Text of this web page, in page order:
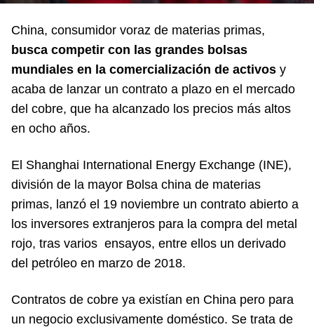
China, consumidor voraz de materias primas,
busca competir con las grandes bolsas
mundiales en la comercialización de activos y
acaba de lanzar un contrato a plazo en el mercado
del cobre, que ha alcanzado los precios más altos
en ocho años.
El Shanghai International Energy Exchange (INE),
división de la mayor Bolsa china de materias
primas, lanzó el 19 noviembre un contrato abierto a
los inversores extranjeros para la compra del metal
rojo, tras varios ensayos, entre ellos un derivado
del petróleo en marzo de 2018.
Contratos de cobre ya existían en China pero para
un negocio exclusivamente doméstico. Se trata de